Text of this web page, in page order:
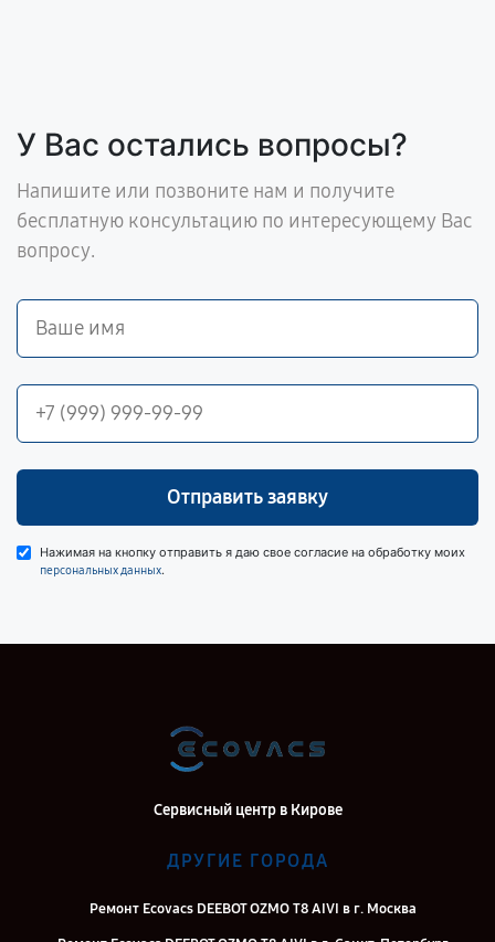
У Вас остались вопросы?
Напишите или позвоните нам и получите
бесплатную консультацию по интересующему Вас
вопросу.
Отправить заявку
Нажимая на кнопку отправить я даю свое согласие на обработку моих
персональных данных.
Сервисный центр в Кирове
ДРУГИЕ ГОРОДА
Ремонт Ecovacs DEEBOT OZMO T8 AIVI в г. Москва